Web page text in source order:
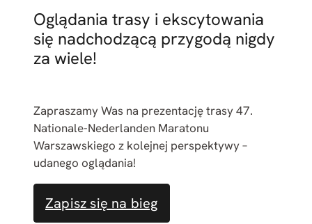
Oglądania trasy i ekscytowania
się nadchodzącą przygodą nigdy
za wiele!
Zapraszamy Was na prezentację trasy 47.
Nationale-Nederlanden Maratonu
Warszawskiego z kolejnej perspektywy –
udanego oglądania!
Zapisz się na bieg